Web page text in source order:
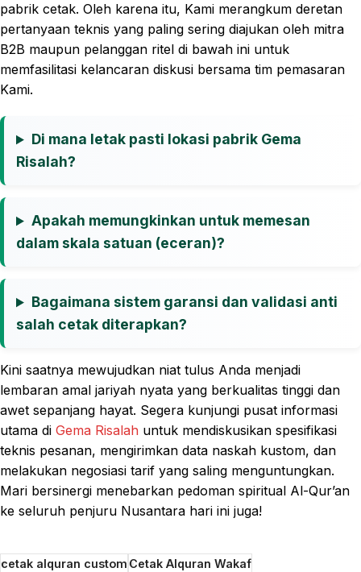
pabrik cetak. Oleh karena itu, Kami merangkum deretan
pertanyaan teknis yang paling sering diajukan oleh mitra
B2B maupun pelanggan ritel di bawah ini untuk
memfasilitasi kelancaran diskusi bersama tim pemasaran
Kami.
Di mana letak pasti lokasi pabrik Gema
Risalah?
Apakah memungkinkan untuk memesan
dalam skala satuan (eceran)?
Bagaimana sistem garansi dan validasi anti
salah cetak diterapkan?
Kini saatnya mewujudkan niat tulus Anda menjadi
lembaran amal jariyah nyata yang berkualitas tinggi dan
awet sepanjang hayat. Segera kunjungi pusat informasi
utama di Gema Risalah untuk mendiskusikan spesifikasi
teknis pesanan, mengirimkan data naskah kustom, dan
melakukan negosiasi tarif yang saling menguntungkan.
Mari bersinergi menebarkan pedoman spiritual Al-Qur’an
ke seluruh penjuru Nusantara hari ini juga!
cetak alquran customCetak Alquran Wakaf